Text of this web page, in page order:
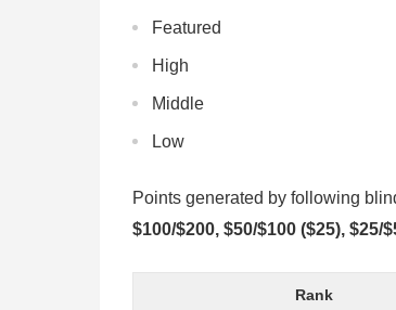
Featured
High
Middle
Low
Points generated by following
$100/$200, $50/$100 ($25), $25/
Rank